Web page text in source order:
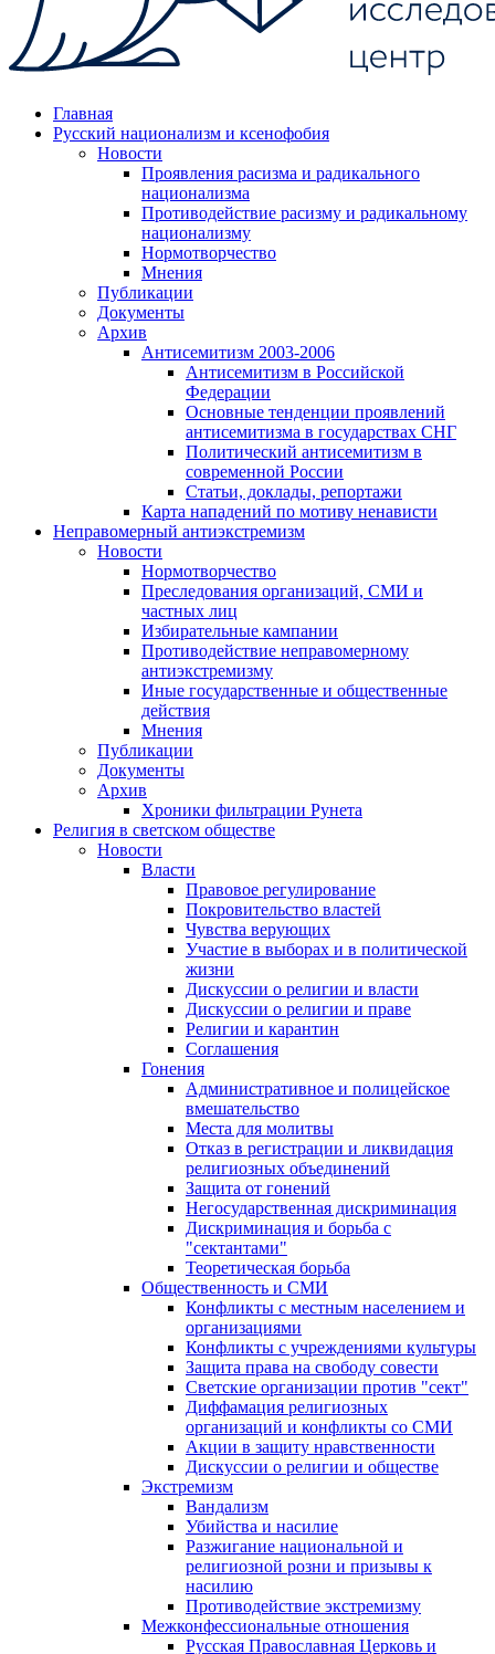
Главная
Русский национализм и ксенофобия
Новости
Проявления расизма и радикального
национализма
Противодействие расизму и радикальному
национализму
Нормотворчество
Мнения
Публикации
Документы
Архив
Антисемитизм 2003-2006
Антисемитизм в Российской
Федерации
Основные тенденции проявлений
антисемитизма в государствах СНГ
Политический антисемитизм в
современной России
Статьи, доклады, репортажи
Карта нападений по мотиву ненависти
Неправомерный антиэкстремизм
Новости
Нормотворчество
Преследования организаций, СМИ и
частных лиц
Избирательные кампании
Противодействие неправомерному
антиэкстремизму
Иные государственные и общественные
действия
Мнения
Публикации
Документы
Архив
Хроники фильтрации Рунета
Религия в светском обществе
Новости
Власти
Правовое регулирование
Покровительство властей
Чувства верующих
Участие в выборах и в политической
жизни
Дискуссии о религии и власти
Дискуссии о религии и праве
Религии и карантин
Соглашения
Гонения
Административное и полицейское
вмешательство
Места для молитвы
Отказ в регистрации и ликвидация
религиозных объединений
Защита от гонений
Негосударственная дискриминация
Дискриминация и борьба с
"сектантами"
Теоретическая борьба
Общественность и СМИ
Конфликты с местным населением и
организациями
Конфликты с учреждениями культуры
Защита права на свободу совести
Светские организации против "сект"
Диффамация религиозных
организаций и конфликты со СМИ
Акции в защиту нравственности
Дискуссии о религии и обществе
Экстремизм
Вандализм
Убийства и насилие
Разжигание национальной и
религиозной розни и призывы к
насилию
Противодействие экстремизму
Межконфессиональные отношения
Русская Православная Церковь и